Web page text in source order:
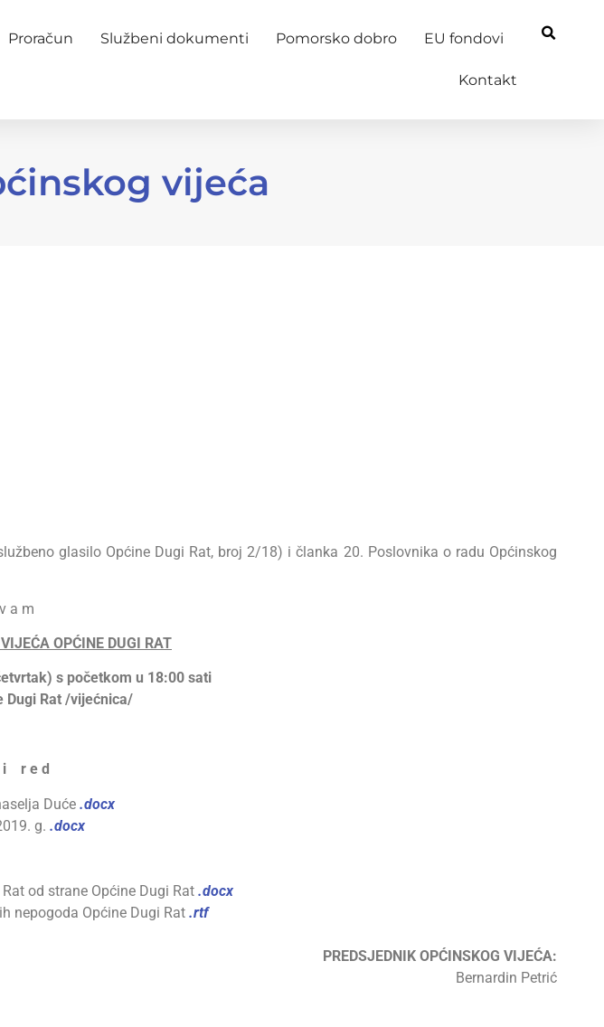
Proračun Službeni dokumenti Pomorsko dobro EU fondovi
Kontakt
vijeća
glasilo Općine Dugi Rat, broj 2/18) i članka 20. Poslovnika o radu Općinskog
a m
OPĆINE DUGI RAT
s početkom u 18:00 sati
Dugi Rat /vijećnica/
i r e d
Duće .docx
g. .docx
od strane Općine Dugi Rat .docx
nepogoda Općine Dugi Rat .rtf
PREDSJEDNIK OPĆINSKOG VIJEĆA:
Bernardin Petrić